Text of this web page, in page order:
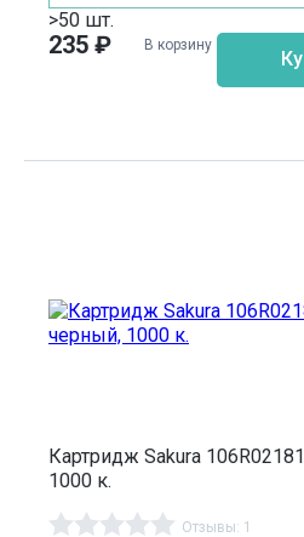
>50 шт.
235 ₽ В корзину
Картридж Sakura
1000 к.
Отзывы: 1